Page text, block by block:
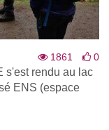
1861 0
s'est rendu au lac
ENS (espace